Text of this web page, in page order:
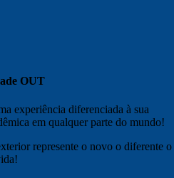
OUT
experiência diferenciada à sua
em qualquer parte do mundo!
represente o novo o diferente o